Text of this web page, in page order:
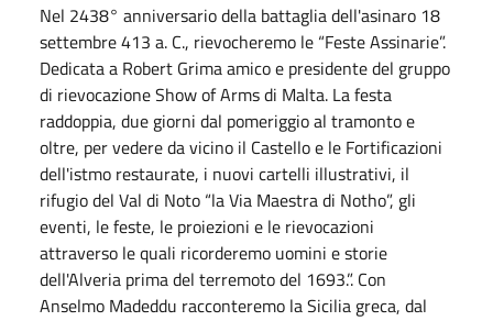
Nel 2438° anniversario della battaglia dell'asinaro 18
settembre 413 a. C., rievocheremo le “Feste Assinarie”.
Dedicata a Robert Grima amico e presidente del gruppo
di rievocazione Show of Arms di Malta. La festa
raddoppia, due giorni dal pomeriggio al tramonto e
oltre, per vedere da vicino il Castello e le Fortificazioni
dell'istmo restaurate, i nuovi cartelli illustrativi, il
rifugio del Val di Noto “la Via Maestra di Notho”, gli
eventi, le feste, le proiezioni e le rievocazioni
attraverso le quali ricorderemo uomini e storie
dell'Alveria prima del terremoto del 1693.”. Con
Anselmo Madeddu racconteremo la Sicilia greca, dal